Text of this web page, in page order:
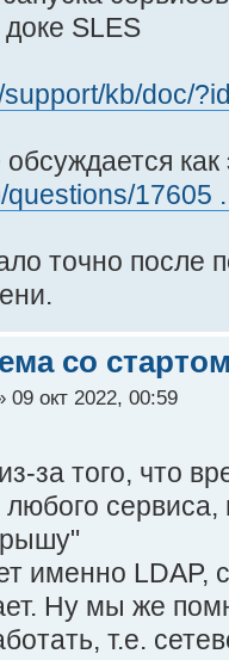
SLES
kb/doc/
как
17605
точно после
со
09 окт 2022, 00:59
за того, что
именно LDAP,
Ну мы же
т.е.